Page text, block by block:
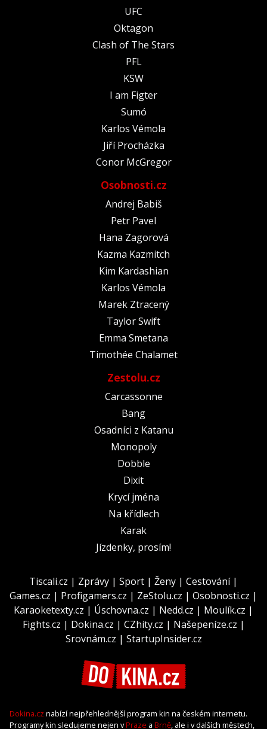
UFC
Oktagon
Clash of The Stars
PFL
KSW
I am Figter
Sumó
Karlos Vémola
Jiří Procházka
Conor McGregor
Osobnosti.cz
Andrej Babiš
Petr Pavel
Hana Zagorová
Kazma Kazmitch
Kim Kardashian
Karlos Vémola
Marek Ztracený
Taylor Swift
Emma Smetana
Timothée Chalamet
Zestolu.cz
Carcassonne
Bang
Osadníci z Katanu
Monopoly
Dobble
Dixit
Krycí jména
Na křídlech
Karak
Jízdenky, prosím!
Tiscali.cz | Zprávy | Sport | Ženy | Cestování|
Games.cz | Profigamers.cz | ZeStolu.cz | Osobnosti.cz |
Karaoketexty.cz | Úschovna.cz | Nedd.cz | Moulík.cz |
Fights.cz | Dokina.cz | CZhity.cz | Našepeníze.cz |
Srovnám.cz | StartupInsider.cz
Dokina.cz nabízí nejpřehlednější program kin na českém internetu.
Programy kin sledujeme nejen vPraze a Brně, ale i v dalších městech,